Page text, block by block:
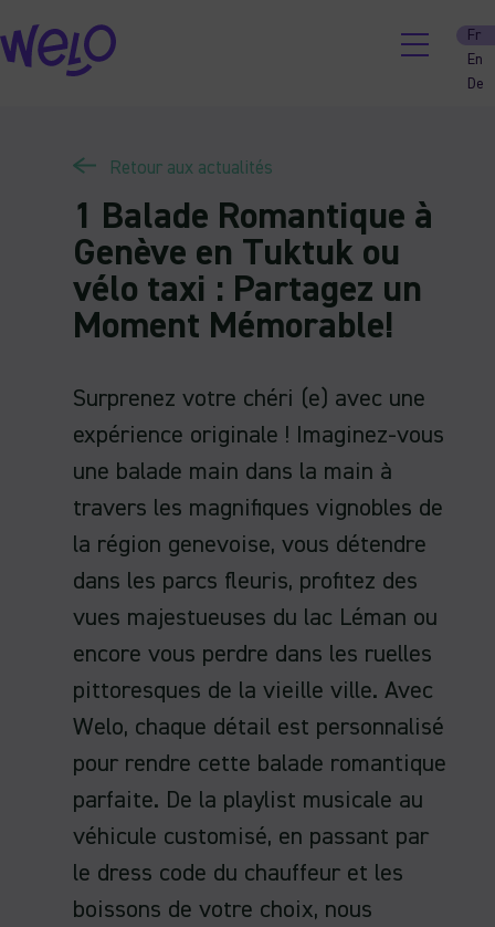
Skip
to
content
Fr
En
De
Retour aux actualités
1 Balade Romantique à
Genève en Tuktuk ou
vélo taxi : Partagez un
Moment Mémorable!
Surprenez votre chéri (e) avec une
expérience originale ! Imaginez-vous
une balade main dans la main à
travers les magnifiques vignobles de
la région genevoise, vous détendre
dans les parcs fleuris, profitez des
vues majestueuses du lac Léman ou
encore vous perdre dans les ruelles
pittoresques de la vieille ville. Avec
Welo, chaque détail est personnalisé
pour rendre cette balade romantique
parfaite. De la playlist musicale au
véhicule customisé, en passant par
le dress code du chauffeur et les
boissons de votre choix, nous